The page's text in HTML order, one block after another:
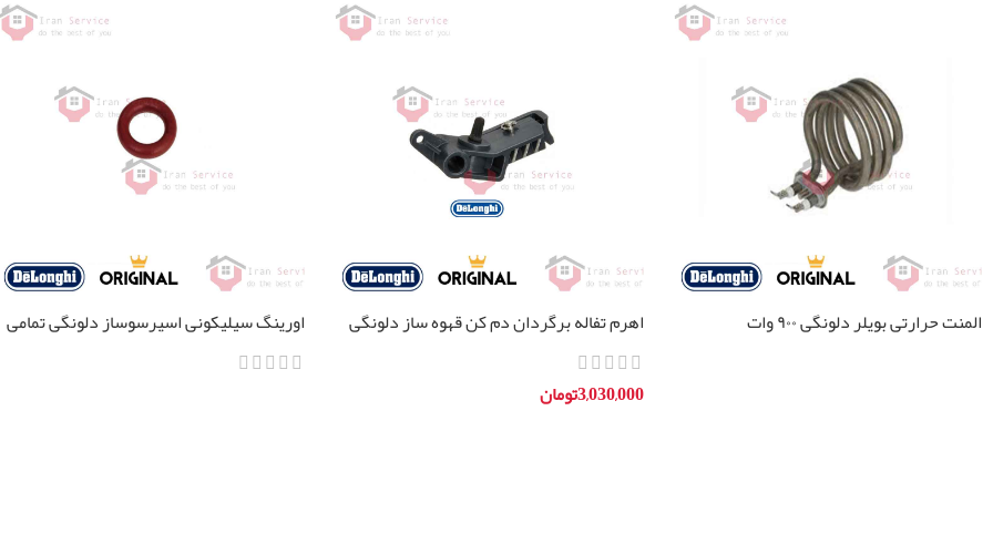
المنت حرارتی بویلر دلونگی ۹۰۰ وات اهرم تفاله برگردان دم کن قهوه ساز دلونگی
3,030,000تومان
اورینگ سیلیکونی اسپرسوساز دلونگی تمامی
مدل ها